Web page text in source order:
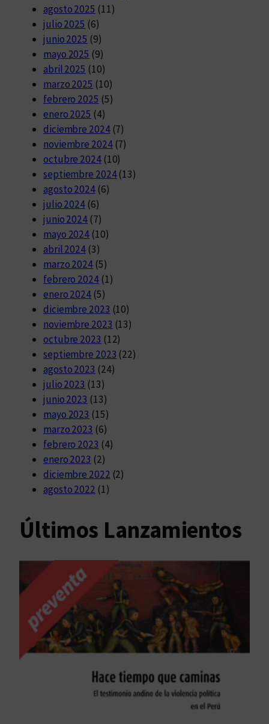
agosto 2025 (11)
julio 2025 (6)
junio 2025 (9)
mayo 2025 (9)
abril 2025 (10)
marzo 2025 (10)
febrero 2025 (5)
enero 2025 (4)
diciembre 2024(7)
noviembre 2024(7)
octubre 2024(10)
septiembre 2024(13)
agosto 2024(6)
julio 2024 (6)
junio 2024 (7)
mayo 2024 (10)
abril 2024 (3)
marzo 2024 (5)
febrero 2024(1)
enero 2024 (5)
diciembre 2023 (10)
noviembre 2023 (13)
octubre 2023 (12)
septiembre 2023 (22)
agosto 2023 (24)
julio 2023 (13)
junio 2023 (13)
mayo 2023 (15)
marzo 2023 (6)
febrero 2023 (4)
enero 2023 (2)
diciembre 2022 (2)
agosto 2022 (1)
Últimos Lanzamientos